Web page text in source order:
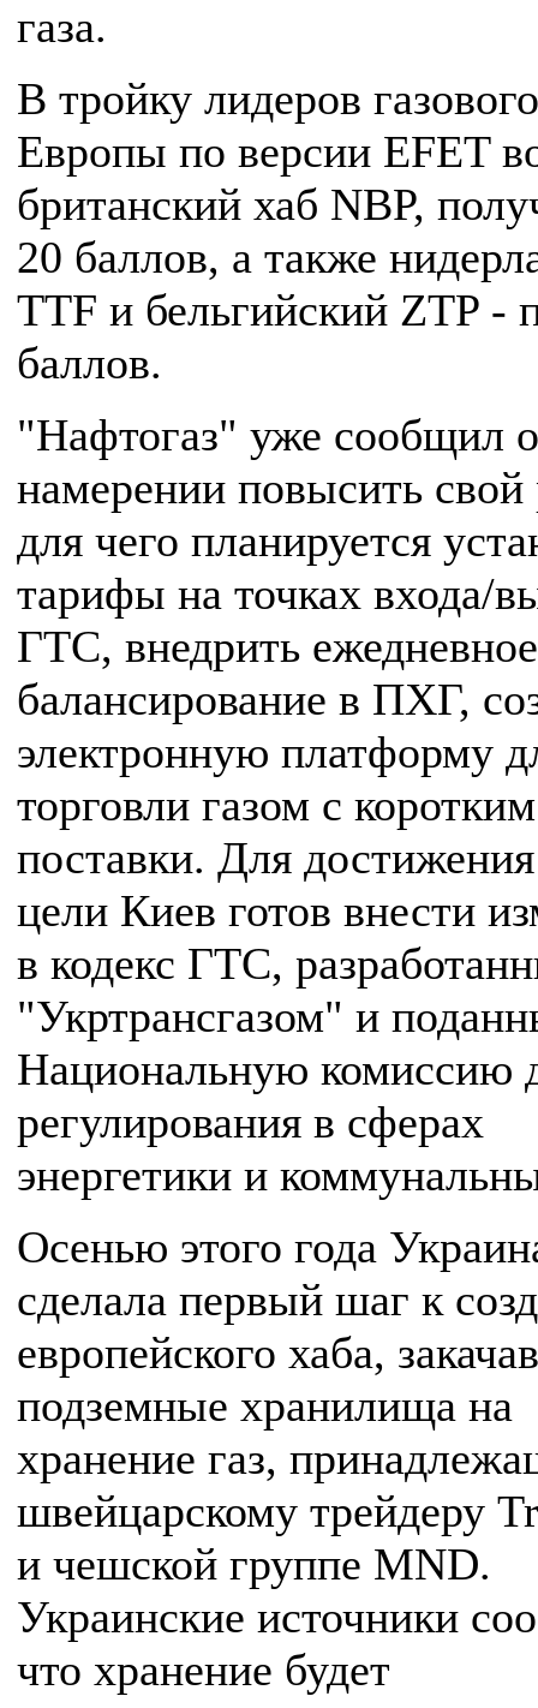
газа.
В тройку лидеров
Европы по версии EFET
британский хаб NBP,
20 баллов, а также
TTF и бельгийский ZTP -
баллов.
"Нафтогаз" уже сообщил о
намерении повысить свой
для чего планируется
тарифы на точках входа/
ГТС, внедрить ежедневное
балансирование в ПХГ,
электронную платформу
торговли газом с
поставки. Для
цели Киев готов внести
в кодекс ГТС,
"Укртрансгазом" и
Национальную комиссию
регулирования в сферах
энергетики и
Осенью этого года
сделала первый шаг к
европейского хаба,
подземные хранилища на
хранение газ,
швейцарскому трейдеру
и чешской группе MND.
Украинские источники
что хранение будет